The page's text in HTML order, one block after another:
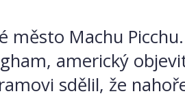
město Machu
americký
sdělil, že